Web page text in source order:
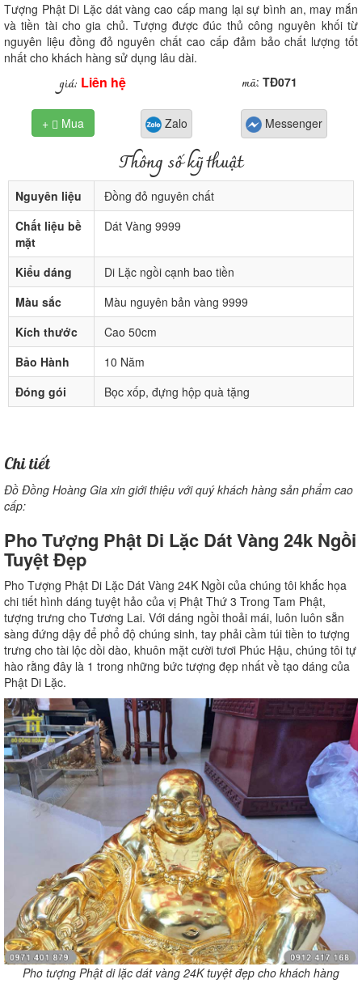
Tượng Phật Di Lặc dát vàng cao cấp mang lại sự bình an, may mắn
và tiền tài cho gia chủ. Tượng được đúc thủ công nguyên khối từ
nguyên liệu đồng đỏ nguyên chất cao cấp đảm bảo chất lượng tốt
nhất cho khách hàng sử dụng lâu dài.
giá: Liên hệ mã: TĐ071
+  Mua Zalo Messenger
Thông số kỹ thuật
Nguyên liệu
Đồng đỏ nguyên chất
Chất liệu bề
mặt
Dát Vàng 9999
Kiểu dáng
Di Lặc ngồi cạnh bao tiền
Màu sắc
Màu nguyên bản vàng 9999
Kích thước
Cao 50cm
Bảo Hành
10 Năm
Đóng gói
Bọc xốp, đựng hộp quà tặng
Chi tiết
Đồ Đồng Hoàng Gia xin giới thiệu với quý khách hàng sản phẩm cao
cấp:
Pho Tượng Phật Di Lặc Dát Vàng 24k Ngồi
Tuyệt Đẹp
Pho Tượng Phật Di Lặc Dát Vàng 24K Ngồi của chúng tôi khắc họa
chi tiết hình dáng tuyệt hảo của vị Phật Thứ 3 Trong Tam Phật,
tượng trưng cho Tương Lai. Với dáng ngồi thoải mái, luôn luôn sẵn
sàng đứng dậy để phổ độ chúng sinh, tay phải cầm túi tiền to tượng
trưng cho tài lộc dồi dào, khuôn mặt cười tươi Phúc Hậu, chúng tôi tự
hào rằng đây là 1 trong những bức tượng đẹp nhất về tạo dáng của
Phật Di Lặc.
Pho tượng Phật di lặc dát vàng 24K tuyệt đẹp cho khách hàng